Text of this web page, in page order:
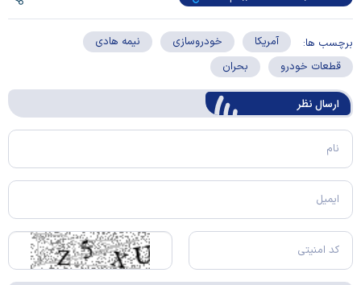
برچسب ها: آمریکا خودروسازی
نیمه هادی
قطعات خودرو
بحران
ارسال‌ نظر